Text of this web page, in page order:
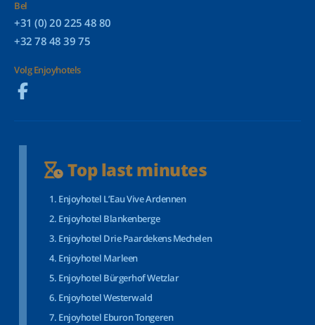
Bel
+31 (0) 20 225 48 80
+32 78 48 39 75
Volg Enjoyhotels
Top last minutes
Enjoyhotel L’Eau Vive Ardennen
Enjoyhotel Blankenberge
Enjoyhotel Drie Paardekens Mechelen
Enjoyhotel Marleen
Enjoyhotel Bürgerhof Wetzlar
Enjoyhotel Westerwald
Enjoyhotel Eburon Tongeren